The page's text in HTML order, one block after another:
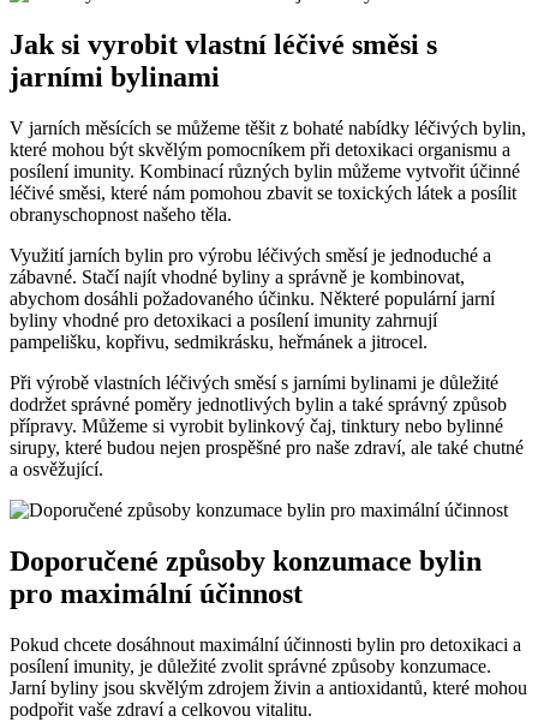
Jak⁤ si⁢ vyrobit vlastní léčivé směsi s
jarními bylinami
V jarních měsících se můžeme těšit z bohaté nabídky léčivých bylin,
které⁤ mohou být ⁢skvělým pomocníkem při detoxikaci ‌organismu a‌
posílení imunity. Kombinací různých bylin ​můžeme vytvořit účinné
léčivé směsi,‍ které nám​ pomohou zbavit se toxických látek a⁢ posílit
obranyschopnost našeho ⁢těla.
Využití jarních bylin ⁤pro ⁢výrobu léčivých směsí‍ je ‌jednoduché a‌
zábavné.⁣ Stačí najít vhodné byliny a správně ‌je kombinovat,
abychom dosáhli požadovaného ⁢účinku. Některé populární jarní
byliny vhodné pro ⁣detoxikaci a posílení imunity zahrnují
pampelišku, kopřivu, sedmikrásku,‌ heřmánek a jitrocel.
Při výrobě vlastních léčivých směsí s jarními bylinami je důležité⁢
dodržet správné poměry ‍jednotlivých bylin ​a ​také správný ⁢způsob
⁤přípravy. Můžeme si vyrobit bylinkový čaj, tinktury nebo⁤ bylinné
sirupy, ‌které budou nejen prospěšné pro naše zdraví, ⁢ale také chutné
‌a⁣ osvěžující.
Doporučené způsoby konzumace bylin
pro maximální účinnost
Pokud chcete dosáhnout maximální účinnosti ⁢bylin pro detoxikaci a
⁢posílení⁤ imunity, je ⁢důležité ⁢zvolit správné způsoby konzumace.‌
Jarní byliny jsou​ skvělým zdrojem živin ‍a⁣ antioxidantů, které mohou
podpořit vaše zdraví⁤ a celkovou vitalitu.